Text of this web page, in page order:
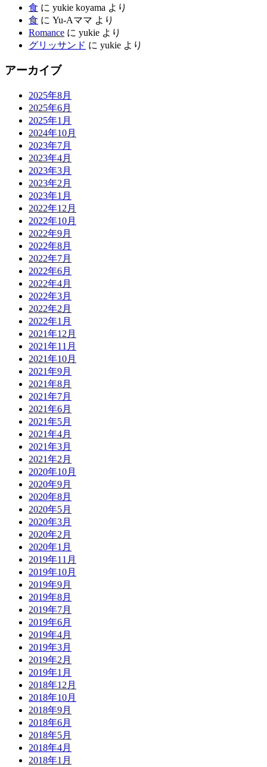
食 に yukie koyama より
食 に Yu-Aママ より
Romance に yukie より
グリッサンド に yukie より
アーカイブ
2025年8月
2025年6月
2025年1月
2024年10月
2023年7月
2023年4月
2023年3月
2023年2月
2023年1月
2022年12月
2022年10月
2022年9月
2022年8月
2022年7月
2022年6月
2022年4月
2022年3月
2022年2月
2022年1月
2021年12月
2021年11月
2021年10月
2021年9月
2021年8月
2021年7月
2021年6月
2021年5月
2021年4月
2021年3月
2021年2月
2020年10月
2020年9月
2020年8月
2020年5月
2020年3月
2020年2月
2020年1月
2019年11月
2019年10月
2019年9月
2019年8月
2019年7月
2019年6月
2019年4月
2019年3月
2019年2月
2019年1月
2018年12月
2018年10月
2018年9月
2018年6月
2018年5月
2018年4月
2018年1月